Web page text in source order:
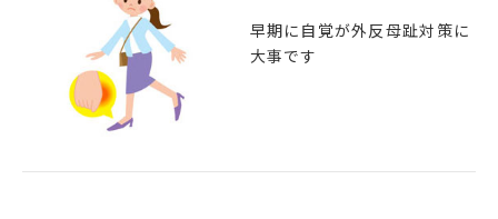
早期に自覚が外反母趾対策に
大事です